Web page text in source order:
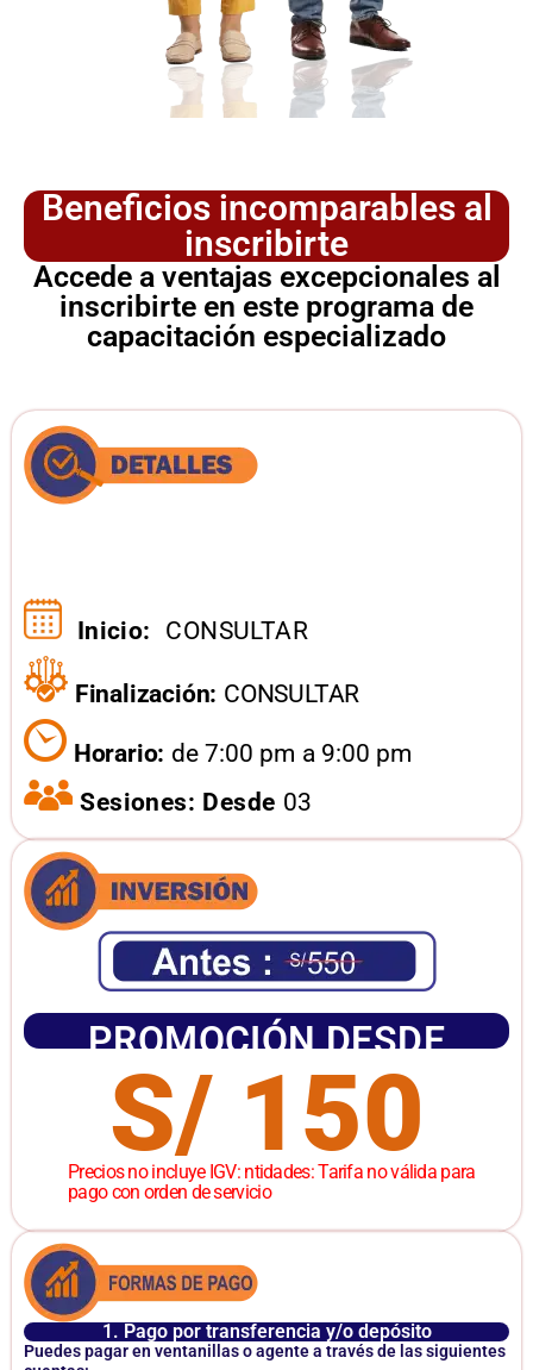
Beneficios incomparables al
inscribirte
Accede a ventajas excepcionales al
inscribirte en este programa de
capacitación especializado
Inicio: CONSULTAR
Finalización: CONSULTAR
Horario: de 7:00 pm a 9:00 pm
Sesiones: Desde 03
PROMOCIÓN DESDE
S/ 150
Precios no incluye IGV: ntidades: Tarifa no válida para
pago con orden de servicio
1. Pago por transferencia y/o depósito
Puedes pagar en ventanillas o agente a través de las siguientes